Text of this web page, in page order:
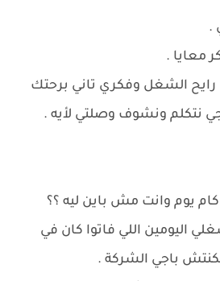
.
معايا .
رايح الشغل وفكري تاني برحتك
نتكلم ونشوف وصلتي لأيه .
كام يوم وانت مش باين ليه ؟؟
اليومين اللي فاتوا كان في
باجي الشركة .